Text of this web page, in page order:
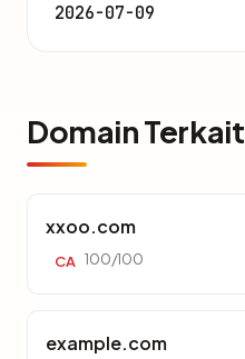
2026-07-09
Domain Terkait
xxoo.com
CA 100/100
example.com